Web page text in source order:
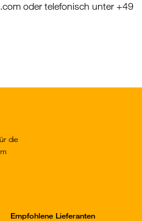
oder telefonisch unter +49
die
Empfohlene Lieferanten